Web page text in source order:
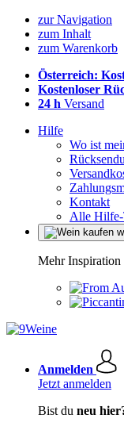
zur Navigation
zum Inhalt
zum Warenkorb
Österreich:
Kostenloser
24 h Versand
Hilfe
Wo ist
Kontakt
Alle Hilfe-
Mehr Inspiration
Anmelden
Jetzt anmelden
Bist du neu